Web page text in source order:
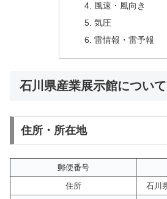
風速・風向き
気圧
雷情報・雷予報
石川県産業展示館について
住所・所在地
郵便番号
住所
石川